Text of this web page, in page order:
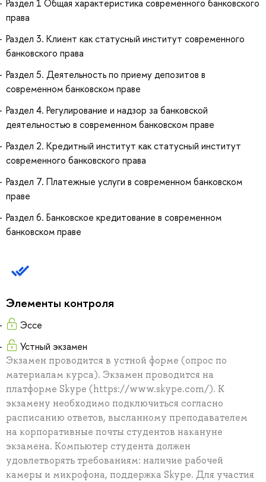
Раздел 1 Общая характеристика современного банковского
права
Раздел 3. Клиент как статусный институт современного
банковского права
Раздел 5. Деятельность по приему депозитов в
современном банковском праве
Раздел 4. Регулирование и надзор за банковской
деятельностью в современном банковском праве
Раздел 2. Кредитный институт как статусный институт
современного банковского права
Раздел 7. Платежные услуги в современном банковском
праве
Раздел 6. Банковское кредитование в современном
банковском праве
Элементы контроля
Эссе
Устный экзамен
Экзамен проводится в устной форме (опрос по
материалам курса). Экзамен проводится на
платформе Skype (https://www.skype.com/). К
экзамену необходимо подключиться согласно
расписанию ответов, высланному преподавателем
на корпоративные почты студентов накануне
экзамена. Компьютер студента должен
удовлетворять требованиям: наличие рабочей
камеры и микрофона, поддержка Skype. Для участия